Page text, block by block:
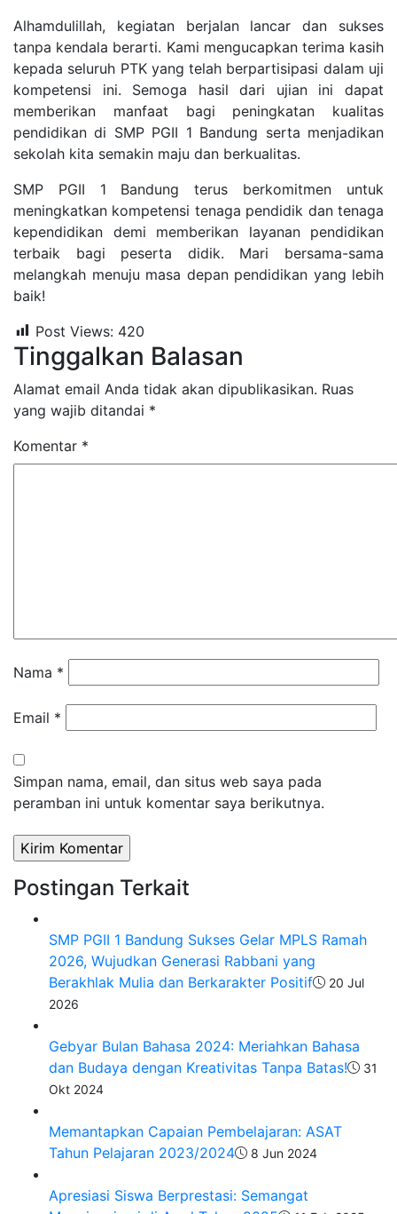
Alhamdulillah, kegiatan berjalan lancar dan sukses
tanpa kendala berarti. Kami mengucapkan terima kasih
kepada seluruh PTK yang telah berpartisipasi dalam uji
kompetensi ini. Semoga hasil dari ujian ini dapat
memberikan manfaat bagi peningkatan kualitas
pendidikan di SMP PGII 1 Bandung serta menjadikan
sekolah kita semakin maju dan berkualitas.
SMP PGII 1 Bandung terus berkomitmen untuk
meningkatkan kompetensi tenaga pendidik dan tenaga
kependidikan demi memberikan layanan pendidikan
terbaik bagi peserta didik. Mari bersama-sama
melangkah menuju masa depan pendidikan yang lebih
baik!
Post Views: 420
Tinggalkan Balasan
Alamat email Anda tidak akan dipublikasikan. Ruas
yang wajib ditandai *
Komentar *
Nama *
Email *
Simpan nama, email, dan situs web saya pada
peramban ini untuk komentar saya berikutnya.
Postingan Terkait
SMP PGII 1 Bandung Sukses Gelar MPLS Ramah
2026, Wujudkan Generasi Rabbani yang
Berakhlak Mulia dan Berkarakter Positif
20 Jul
2026
Gebyar Bulan Bahasa 2024: Meriahkan Bahasa
dan Budaya dengan Kreativitas Tanpa Batas!
31
Okt 2024
Memantapkan Capaian Pembelajaran: ASAT
Tahun Pelajaran 2023/2024
8 Jun 2024
Apresiasi Siswa Berprestasi: Semangat